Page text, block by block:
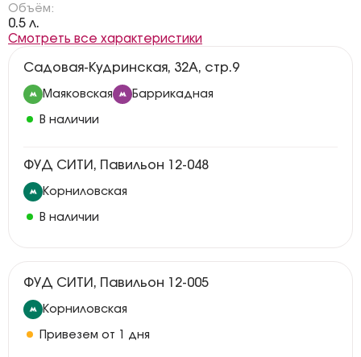
Объём:
0.5 л.
Смотреть все характеристики
Садовая-Кудринская, 32А, стр.9
Маяковская Баррикадная
В наличии
ФУД СИТИ, Павильон 12-048
Корниловская
В наличии
ФУД СИТИ, Павильон 12-005
Корниловская
Привезем от 1 дня